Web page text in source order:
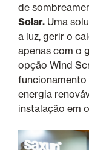
de
Solar. Uma
a luz, gerir o
apenas com o
opção Wind
funcionamento
energia
instalação em